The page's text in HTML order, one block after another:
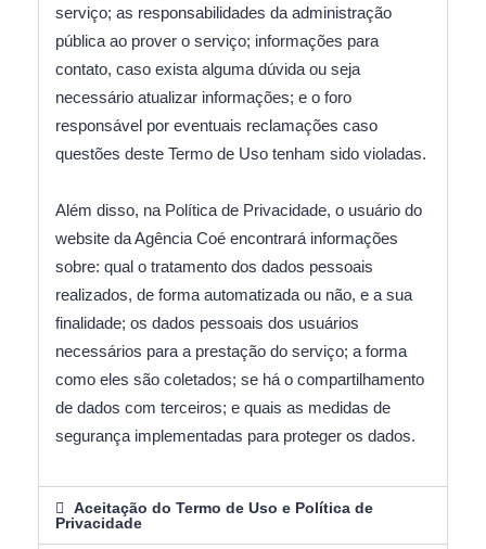
serviço; as responsabilidades da administração
pública ao prover o serviço; informações para
contato, caso exista alguma dúvida ou seja
necessário atualizar informações; e o foro
responsável por eventuais reclamações caso
questões deste Termo de Uso tenham sido violadas.
Além disso, na Política de Privacidade, o usuário do
website da Agência Coé encontrará informações
sobre: qual o tratamento dos dados pessoais
realizados, de forma automatizada ou não, e a sua
finalidade; os dados pessoais dos usuários
necessários para a prestação do serviço; a forma
como eles são coletados; se há o compartilhamento
de dados com terceiros; e quais as medidas de
segurança implementadas para proteger os dados.
Aceitação do Termo de Uso e Política de
Privacidade